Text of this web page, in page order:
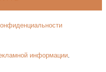
информации.